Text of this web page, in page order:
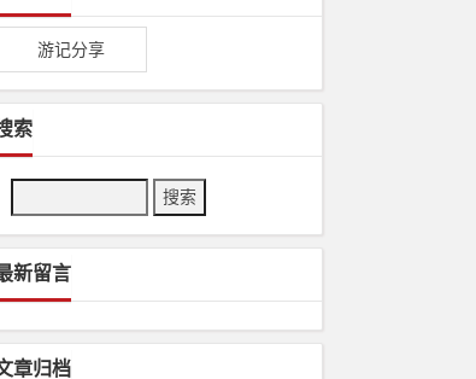
游记分享
索
新留言
章归档